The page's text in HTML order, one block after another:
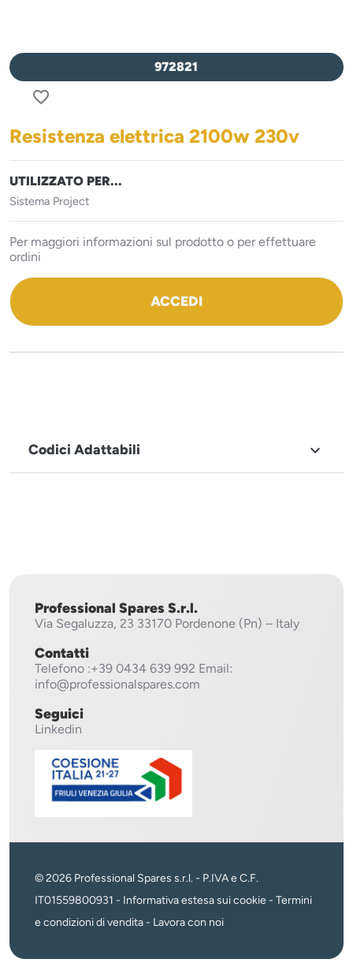
972821
favorite_border
Resistenza elettrica 2100w 230v
UTILIZZATO PER...
Sistema Project
Per maggiori informazioni sul prodotto o per effettuare
ordini
ACCEDI
Codici Adattabili 
Professional Spares S.r.l.
Via Segaluzza, 23 33170 Pordenone (Pn) – Italy
Contatti
Telefono :+39 0434 639 992 Email:
info@professionalspares.com
Seguici
Linkedin
© 2026 Professional Spares s.r.l. - P.IVA e C.F.
IT01559800931 - Informativa estesa sui cookie - Termini
e condizioni di vendita- Lavora con noi